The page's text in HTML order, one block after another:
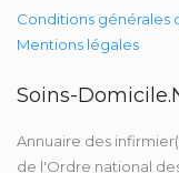
Conditions générales
Mentions légales
Soins-
Annuaire des
de l'Ordre national